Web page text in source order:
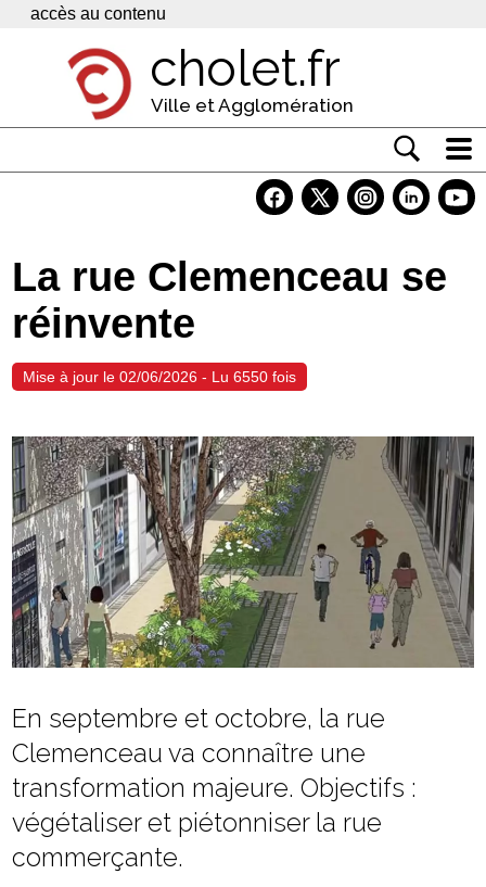
Panneau de gestion des cookies
accès au contenu
cholet.fr
Ville et Agglomération
Economie
Services
Contacts
La rue Clemenceau se
réinvente
Mise à jour le 02/06/2026 - Lu 6550 fois
En septembre et octobre, la rue
Clemenceau va connaître une
transformation majeure. Objectifs :
végétaliser et piétonniser la rue
commerçante.